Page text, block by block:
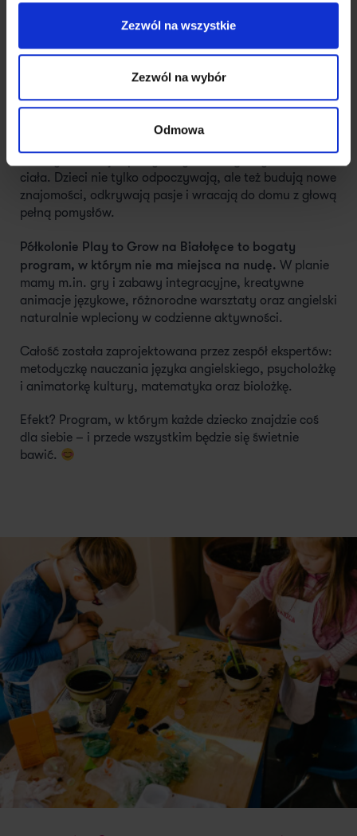
Zezwól na wszystkie
Zezwól na wybór
Odmowa
konstrukcyjne i aktywności z językiem angielskim, z
drugiej – podchody, gry terenowe i odkrywanie świata
Zamiast ekranów dajemy im mapę, kompas i
Zamiast scrollowania – relacje, śmiech i wspólne
ciała. Dzieci nie tylko odpoczywają, ale też budują nowe
znajomości, odkrywają pasje i wracają do domu z głową
pełną pomysłów.
Półkolonie Play to Grow na Białołęce to bogaty
program, w którym nie ma miejsca na nudę. W planie
mamy m.in. gry i zabawy integracyjne, kreatywne
animacje językowe, różnorodne warsztaty oraz angielski
naturalnie wpleciony w codzienne aktywności.
Całość została zaprojektowana przez zespół ekspertów:
metodyczkę nauczania języka angielskiego, psycholożkę
i animatorkę kultury, matematyka oraz biolożkę.
Efekt? Program, w którym każde dziecko znajdzie coś
dla siebie – i przede wszystkim będzie się świetnie
bawić.